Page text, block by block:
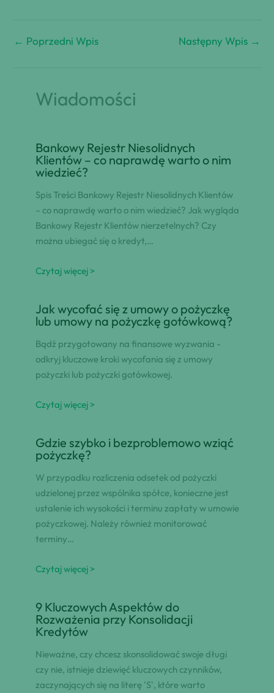
← Poprzedni Wpis Następny Wpis →
Wiadomości
Bankowy Rejestr Niesolidnych
Klientów – co naprawdę warto o nim
wiedzieć?
Spis Treści Bankowy Rejestr Niesolidnych Klientów
– co naprawdę warto o nim wiedzieć? Jak wygląda
Bankowy Rejestr Klientów nierzetelnych? Czy
można ubiegać się o kredyt,…
Czytaj więcej >
Jak wycofać się z umowy o pożyczkę
lub umowy na pożyczkę gotówkową?
Bądź przygotowany na finansowe wyzwania -
odkryj kluczowe kroki wycofania się z umowy
pożyczki lub pożyczki gotówkowej.
Czytaj więcej >
Gdzie szybko i bezproblemowo wziąć
pożyczkę?
W przypadku rozliczenia odsetek od pożyczki
udzielonej przez wspólnika spółce, konieczne jest
ustalenie ich wysokości i terminu zapłaty w umowie
pożyczkowej. Należy również monitorować
terminy…
Czytaj więcej >
9 Kluczowych Aspektów do
Rozważenia przy Konsolidacji
Kredytów
Nieważne, czy chcesz skonsolidować swoje długi
czy nie, istnieje dziewięć kluczowych czynników,
zaczynających się na literę 'S', które warto